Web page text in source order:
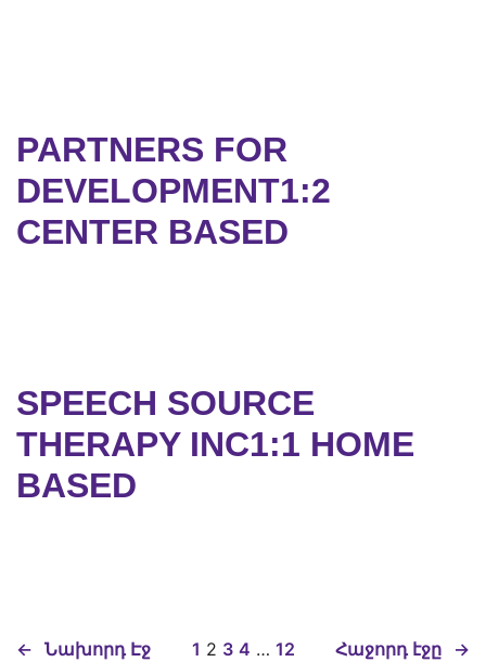
PARTNERS FOR
DEVELOPMENT1:2
CENTER BASED
SPEECH SOURCE
THERAPY INC1:1 HOME
BASED
← Նախորդ Էջ 1 2 3 4 … 12 Հաջորդ էջը →